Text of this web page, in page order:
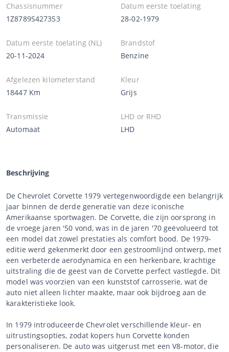
Chassisnummer
1Z8789S427353
Datum eerste toelating
28-02-1979
Datum eerste toelating (NL)
20-11-2024
Brandstof
Benzine
Afgelezen kilometerstand
18447 Km
Kleur
Grijs
Transmissie
Automaat
LHD or RHD
LHD
Beschrijving
De Chevrolet Corvette 1979 vertegenwoordigde een belangrijk
jaar binnen de derde generatie van deze iconische
Amerikaanse sportwagen. De Corvette, die zijn oorsprong in
de vroege jaren '50 vond, was in de jaren '70 geëvolueerd tot
een model dat zowel prestaties als comfort bood. De 1979-
editie werd gekenmerkt door een gestroomlijnd ontwerp, met
een verbeterde aerodynamica en een herkenbare, krachtige
uitstraling die de geest van de Corvette perfect vastlegde. Dit
model was voorzien van een kunststof carrosserie, wat de
auto niet alleen lichter maakte, maar ook bijdroeg aan de
karakteristieke look.
In 1979 introduceerde Chevrolet verschillende kleur- en
uitrustingsopties, zodat kopers hun Corvette konden
personaliseren. De auto was uitgerust met een V8-motor, die